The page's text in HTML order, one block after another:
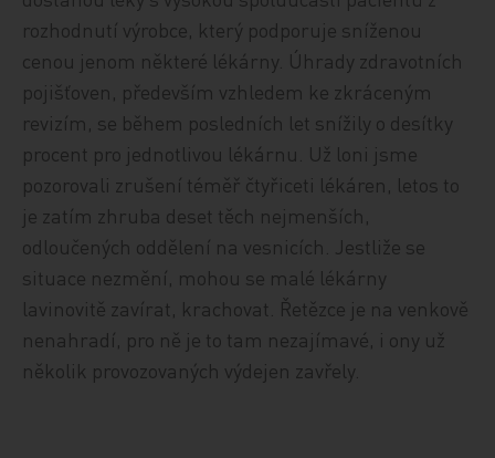
rozhodnutí výrobce, který podporuje sníženou
cenou jenom některé lékárny. Úhrady zdravotních
pojišťoven, především vzhledem ke zkráceným
revizím, se během posledních let snížily o desítky
procent pro jednotlivou lékárnu. Už loni jsme
pozorovali zrušení téměř čtyřiceti lékáren, letos to
je zatím zhruba deset těch nejmenších,
odloučených oddělení na vesnicích. Jestliže se
situace nezmění, mohou se malé lékárny
lavinovitě zavírat, krachovat. Řetězce je na venkově
nenahradí, pro ně je to tam nezajímavé, i ony už
několik provozovaných výdejen zavřely.